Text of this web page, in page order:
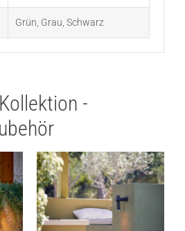
Grün Grau Schwarz
-